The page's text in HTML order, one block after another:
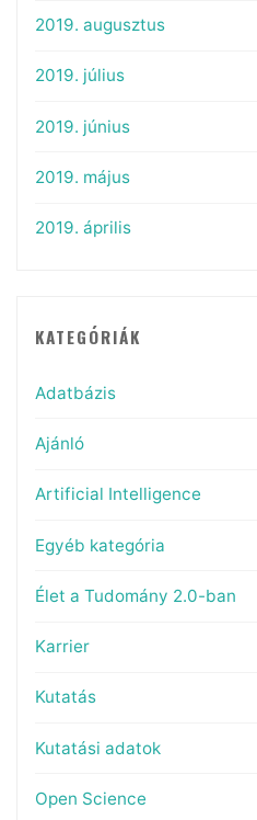
2019. augusztus
2019. július
2019. június
2019. május
2019. április
KATEGÓRIÁK
Adatbázis
Ajánló
Artificial Intelligence
Egyéb kategória
Élet a Tudomány 2.0-ban
Karrier
Kutatás
Kutatási adatok
Open Science